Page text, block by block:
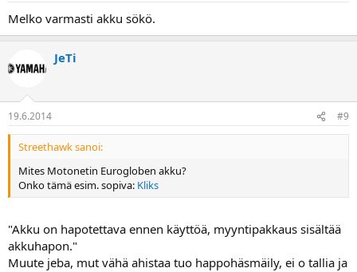
Melko varmasti akku sökö.
JeTi
19.6.2014 #9
Streethawk sanoi:
Mites Motonetin Eurogloben akku?
Onko tämä esim. sopiva: Kliks
"Akku on hapotettava ennen käyttöä, myyntipakkaus sisältää
akkuhapon."
Muute jeba, mut vähä ahistaa tuo happohäsmäily, ei o tallia ja